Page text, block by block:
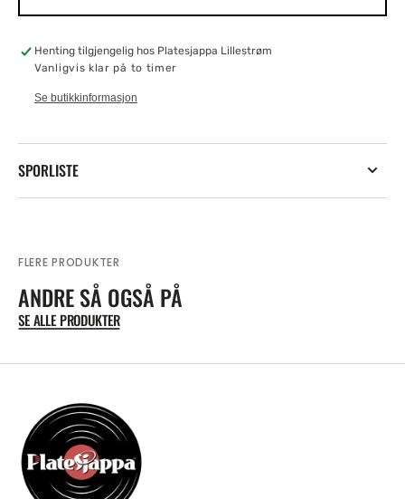
On
Me
On
Me
Henting tilgjengelig hos Platesjappa Lillestrøm
Vanligvis klar på to timer
Se butikkinformasjon
SPORLISTE
FLERE PRODUKTER
ANDRE SÅ OGSÅ PÅ
SE ALLE PRODUKTER